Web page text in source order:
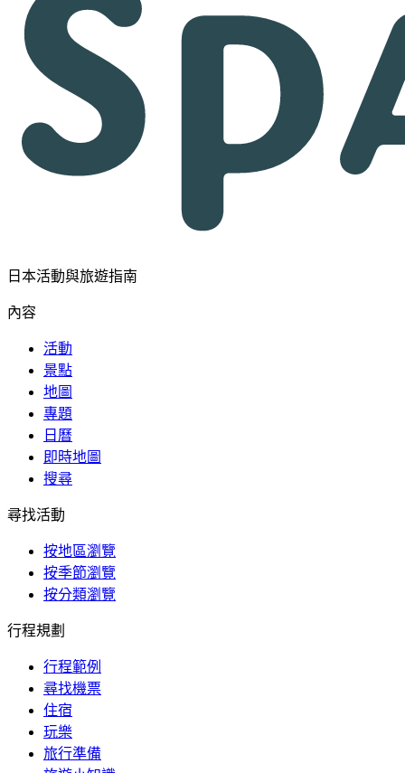
日本活動與旅遊指南
內容
活動
景點
地圖
專題
日曆
即時地圖
搜尋
尋找活動
按地區瀏覽
按季節瀏覽
按分類瀏覽
行程規劃
行程範例
尋找機票
住宿
玩樂
旅行準備